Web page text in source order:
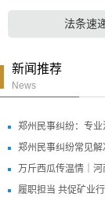
法条速
新闻推荐
News
郑州民事纠纷：专业
郑州民事纠纷常见解
万斤西瓜传温情｜河
履职担当 共促矿业